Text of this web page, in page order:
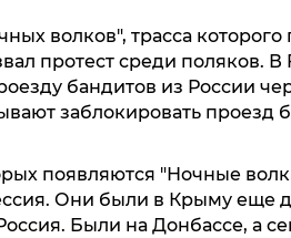
волков", трасса
протест среди поляков. В
бандитов из России
заблокировать проезд
появляются "Ночные
Они были в Крыму еще
Были на Донбассе, а